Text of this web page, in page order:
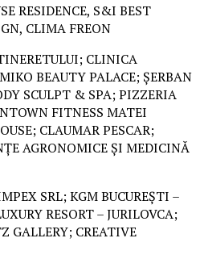
RESIDENCE, S&I BEST
CLIMA FREON
CLINICA
BEAUTY PALACE; ȘERBAN
SCULPT & SPA; PIZZERIA
FITNESS MATEI
CLAUMAR PESCAR;
AGRONOMICE ȘI MEDICINĂ
SRL; KGM BUCUREȘTI –
RESORT – JURILOVCA;
GALLERY; CREATIVE